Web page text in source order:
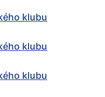
klubu
klubu
klubu